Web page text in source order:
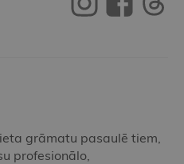
grāmatu pasaulē tiem,
profesionālo,